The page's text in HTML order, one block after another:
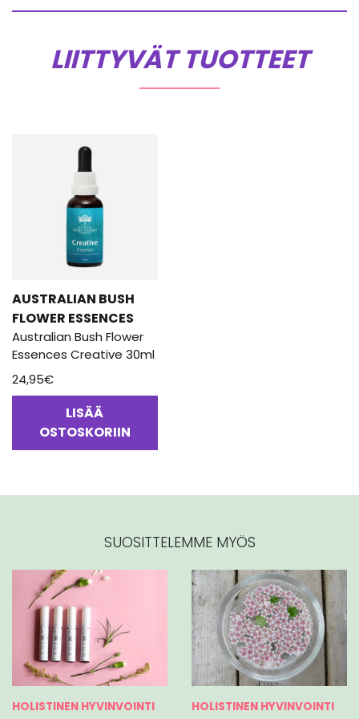
LIITTYVÄT TUOTTEET
AUSTRALIAN BUSH
FLOWER ESSENCES
Australian Bush Flower
Essences Creative 30ml
24,95€
LISÄÄ
OSTOSKORIIN
SUOSITTELEMME MYÖS
HOLISTINEN HYVINVOINTI HOLISTINEN HYVINVOINTI